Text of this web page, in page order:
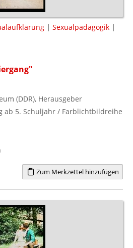
| Sexualpädagogik |
(DDR), Herausgeber
ab 5. Schuljahr / Farblichtbildreihe
Zum Merkzettel hinzufügen